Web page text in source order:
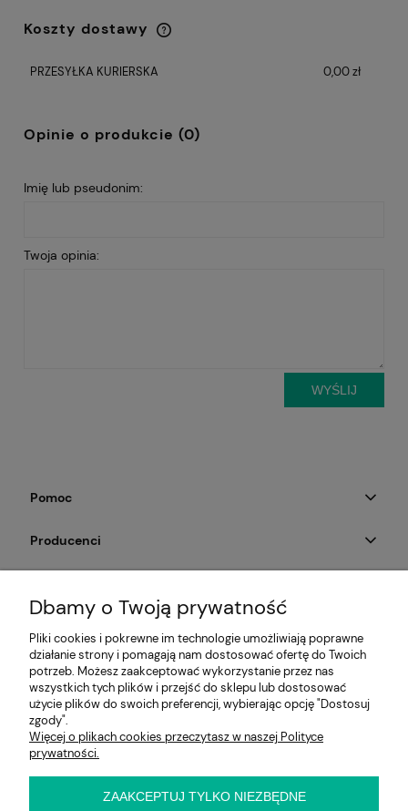
Koszty dostawy
Cena nie zawiera ewentualnych kosztów
PRZESYŁKA KURIERSKA
0,00 zł
Opinie o produkcie (0)
Imię lub pseudonim:
Twoja opinia:
WYŚLIJ
Pomoc
Producenci
Informacje
E-KRZESŁO
Biuro handlowe (bez ekspozycji). Prosimy o wcześniejszy
kontakt przed wizytą
ul. Cynamonowa 2,
Dbamy o Twoją prywatność
Pliki cookies i pokrewne im technologie umożliwiają poprawne
działanie strony i pomagają nam dostosować ofertę do Twoich
potrzeb. Możesz zaakceptować wykorzystanie przez nas
wszystkich tych plików i przejść do sklepu lub dostosować
użycie plików do swoich preferencji, wybierając opcję "Dostosuj
zgody".
Więcej o plikach cookies przeczytasz w naszej Polityce
prywatności.
ZAAKCEPTUJ TYLKO NIEZBĘDNE